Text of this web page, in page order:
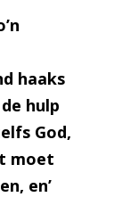
haaks
hulp
God,
moet
en’